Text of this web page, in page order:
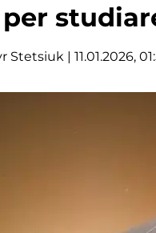
per
Stetsiuk | 11.01.2026,